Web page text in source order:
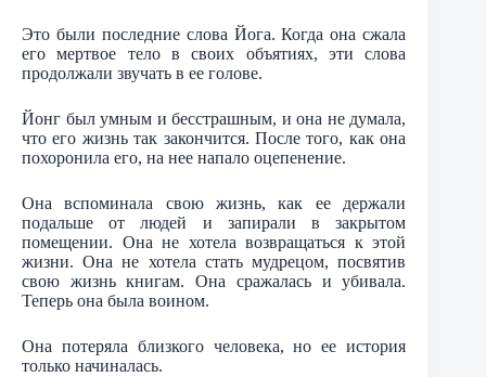
Это были последние слова Йога. Когда она сжала
его мертвое тело в своих объятиях, эти слова
продолжали звучать в ее голове.
Йонг был умным и бесстрашным, и она не думала,
что его жизнь так закончится. После того, как она
похоронила его, на нее напало оцепенение.
Она вспоминала свою жизнь, как ее держали
подальше от людей и запирали в закрытом
помещении. Она не хотела возвращаться к этой
жизни. Она не хотела стать мудрецом, посвятив
свою жизнь книгам. Она сражалась и убивала.
Теперь она была воином.
Она потеряла близкого человека, но ее история
только начиналась.